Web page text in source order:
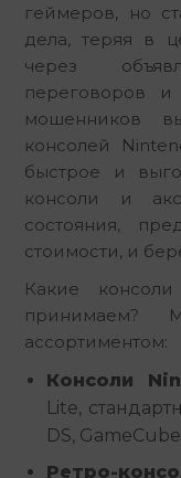
геймеров, но
дела, теряя в
через
переговоров и
мошенников
консолей
быстрое и
консоли и
состояния,
стоимости, и
Какие
принимаем?
ассортиментом:
Консоли
Lite,
DS,
Ретро-